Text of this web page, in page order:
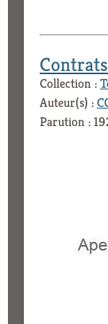
Collection :
Auteur(s) :
Parution :